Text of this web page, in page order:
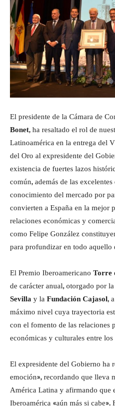
El presidente de la Cámara de
Bonet, ha resaltado el rol de
Latinoamérica en la entrega del
del Oro al expresidente del
existencia de fuertes lazos
común, además de las
conocimiento del mercado por
convierten a España en la mejor
relaciones económicas y
como Felipe González
para profundizar en todo
El Premio IberoamericanoTorre
de carácter anual, otorgado por la
Sevillay laFundación Cajasol,
máximo nivel cuya trayectoria
con el fomento de las relaciones
económicas y culturales entre
El expresidente del Gobierno ha
emoción», recordando que lleva
América Latina y afirmando que
Iberoamérica «aún más si